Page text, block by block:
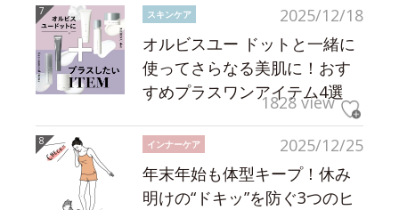
2025/12/18
スキンケア
オルビスユー ドットと一緒に
使ってさらなる美肌に！おす
すめプラスワンアイテム4選
1828 view
2025/12/25
インナーケア
年末年始も体型キープ！休み
明けの“ドキッ”を防ぐ3つのヒ